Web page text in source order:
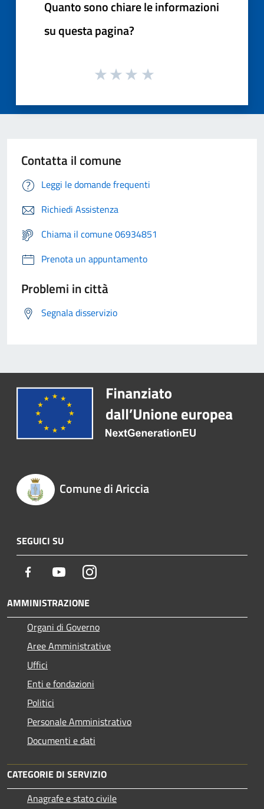
Quanto sono chiare le informazioni
su questa pagina?
Contatta il comune
Leggi le domande frequenti
Richiedi Assistenza
Chiama il comune 06934851
Prenota un appuntamento
Problemi in città
Segnala disservizio
Comune di Ariccia
SEGUICI SU
Facebook YoutubeInstagram
AMMINISTRAZIONE
Organi di Governo
Aree Amministrative
Uffici
Enti e fondazioni
Politici
Personale Amministrativo
Documenti e dati
CATEGORIE DI SERVIZIO
Anagrafe e stato civile